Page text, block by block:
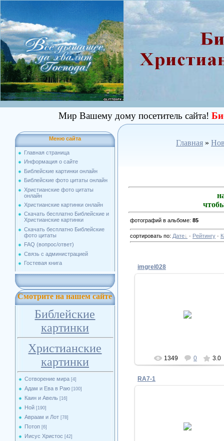
Мир Вашему дому посетитель сайта!
Меню сайта
Главная страница
Информация о сайте
Библейские картинки онлайн
Библейские фото цитаты онлайн
Христианские фото цитаты
онлайн
Христианские картинки онлайн
Скачать бесплатно Библейские и
Христианские картинки
Скачать бесплатно Библейские
фото цитаты
FAQ (вопрос/ответ)
Связь с администрацией
Гостевая книга
Смотрите на нашем сайте
Библейские
картинки
Христианские
картинки
Сотворение мира [4]
Адам и Ева в Раю [100]
Каин и Авель [16]
Ной [190]
Авраам и Лот [78]
Потоп [6]
Иисус Христос [42]
Главная »
фотографий в альбоме: 85
сортировать по: Дате · Рейтингу ·
imgrel028
1349 0 3.0
RA7-1